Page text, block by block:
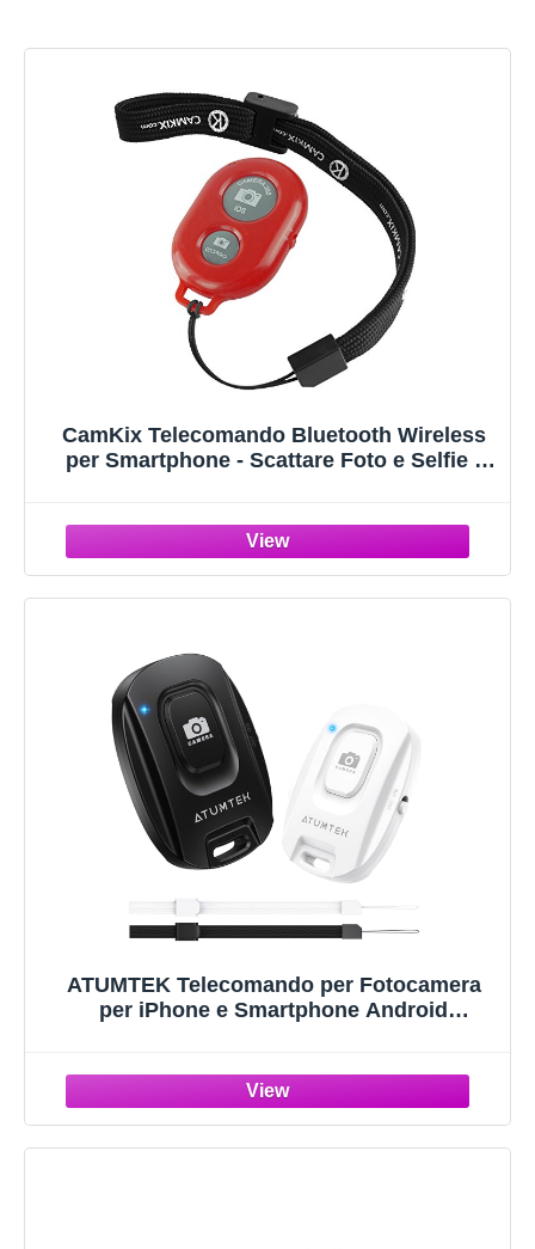
CamKix Telecomando Bluetooth Wireless
per Smartphone - Scattare Foto e Selfie -
Cellulari e Tablet/Cordino Regolabile da
Polso
ATUMTEK Telecomando per Fotocamera
per iPhone e Smartphone Android
da Polso, Nero & Bianco